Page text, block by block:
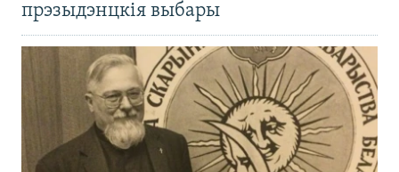
прэзыдэнцкія выбары